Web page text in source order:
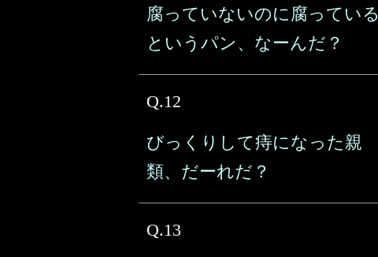
腐っていないのに腐っている
というパン、なーんだ？
Q.12
びっくりして痔になった親
類、だーれだ？
Q.13